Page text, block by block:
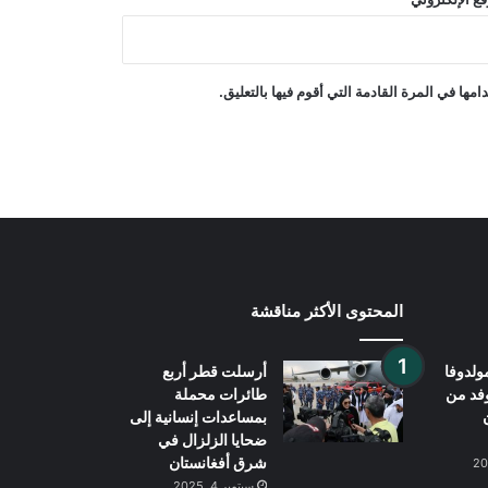
خفض حدة التوترات الإقليمية
غارات جوية إسرائيلية على جنوب لبنان
في المرة القادمة التي أقوم فيها بالتعليق.
من
المحتوى الأكثر مناقشة
أرسلت قطر أربع
طائرات محملة
بمساعدات إنسانية إلى
ضحايا الزلزال في
شرق أفغانستان